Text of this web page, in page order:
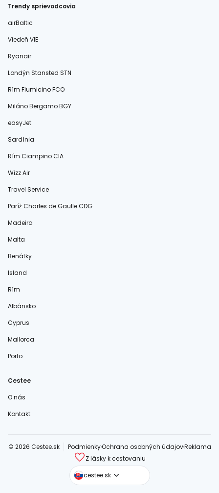
Trendy sprievodcovia
airBaltic
Viedeň VIE
Ryanair
Londýn Stansted STN
Rím Fiumicino FCO
Miláno Bergamo BGY
easyJet
Sardínia
Rím Ciampino CIA
Wizz Air
Travel Service
Paríž Charles de Gaulle CDG
Madeira
Malta
Benátky
Island
Rím
Albánsko
Cyprus
Mallorca
Porto
Cestee
O nás
Kontakt
© 2026 Cestee.sk PodmienkyOchrana osobných údajovReklama
Z lásky k cestovaniu
cestee.sk
cestee.com
cestee.pl